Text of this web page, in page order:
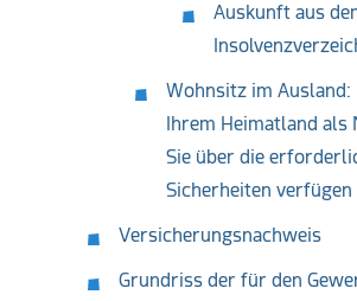
Auskunft aus
Wohnsitz im Ausland:
Ihrem Heimatland als
Sie über die
Sicherheiten verfügen
Versicherungsnachweis
Grundriss der für den